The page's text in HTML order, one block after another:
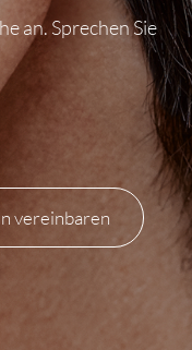
an. Sprechen Sie
vereinbaren